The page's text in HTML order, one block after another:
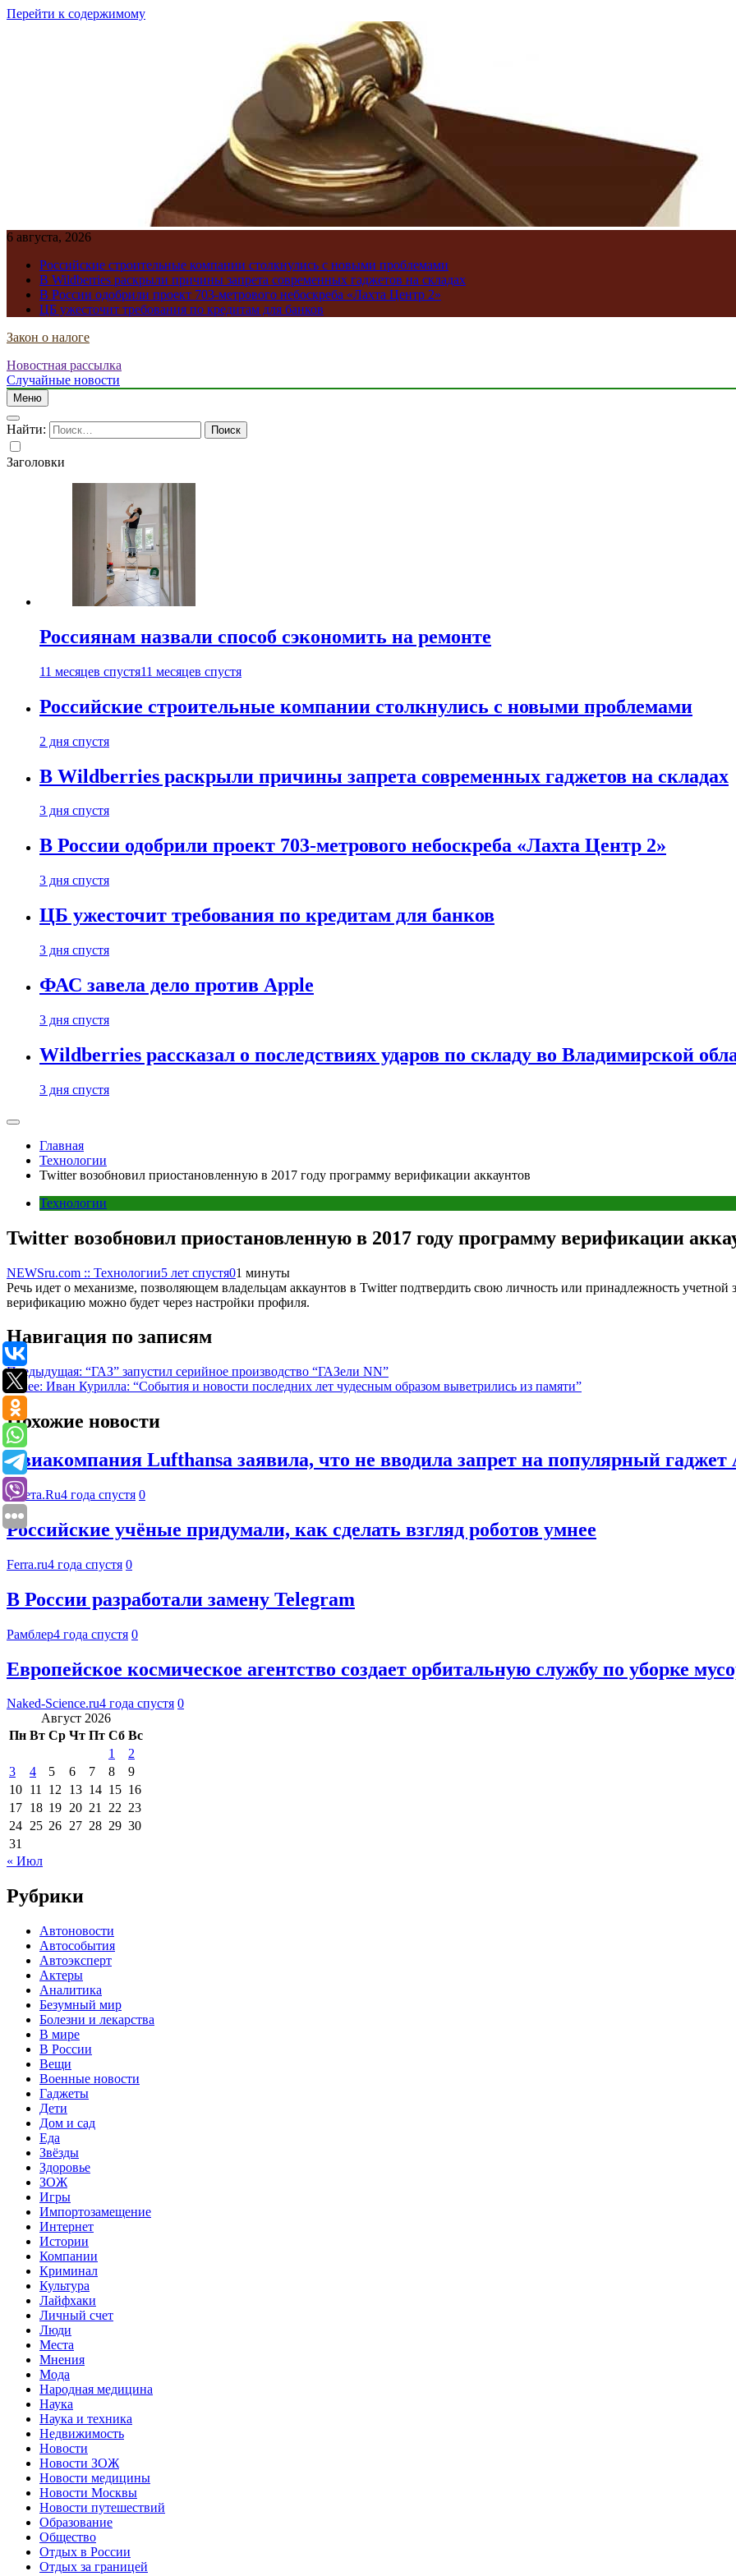
Перейти к содержимому
6 августа, 2026
Российские строительные компании столкнулись с новыми проблемами
В Wildberries раскрыли причины запрета современных гаджетов на складах
В России одобрили проект 703-метрового небоскреба «Лахта Центр 2»
ЦБ ужесточит требования по кредитам для банков
Закон о налоге
Новостная рассылка
Случайные новости
Меню
Найти:
Заголовки
Россиянам назвали способ сэкономить на ремонте
11 месяцев спустя11 месяцев спустя
Российские строительные компании столкнулись с новыми проблемами
2 дня спустя
В Wildberries раскрыли причины запрета современных гаджетов на складах
3 дня спустя
В России одобрили проект 703-метрового небоскреба «Лахта Центр 2»
3 дня спустя
ЦБ ужесточит требования по кредитам для банков
3 дня спустя
ФАС завела дело против Apple
3 дня спустя
Wildberries рассказал о последствиях ударов по складу во Владимирской
3 дня спустя
Главная
Технологии
Twitter возобновил приостановленную в 2017 году программу верификации аккаунтов
Технологии
Twitter возобновил приостановленную в 2017 году программу верификации
NEWSru.com :: Технологии5 лет спустя01 минуты
Речь идет о механизме, позволяющем владельцам аккаунтов в Twitter подтвердить свою личность или принадлежность
верификацию можно будет через настройки профиля.
Навигация по записям
Предыдущая: “ГАЗ” запустил серийное производство “ГАЗели NN”
Далее: Иван Курилла: “События и новости последних лет чудесным образом выветрились из памяти”
Похожие новости
Авиакомпания Lufthansa заявила, что не вводила запрет на популярный гаджет
Газета.Ru4 года спустя 0
Российские учёные придумали, как сделать взгляд роботов умнее
Ferra.ru4 года спустя 0
В России разработали замену Telegram
Рамблер4 года спустя 0
Европейское космическое агентство создает орбитальную службу по уборке
Naked-Science.ru4 года спустя 0
Август 2026
Пн Вт Ср Чт Пт Сб Вс
1
2
3
4 5 6 7 8
9
10 11 12 13 14 15 16
17 18 19 20 21 22 23
24 25 26 27 28 29 30
31
« Июл
Рубрики
Автоновости
Автособытия
Автоэксперт
Актеры
Аналитика
Безумный мир
Болезни и лекарства
В мире
В России
Вещи
Военные новости
Гаджеты
Дети
Дом и сад
Еда
Звёзды
Здоровье
ЗОЖ
Игры
Импортозамещение
Интернет
Истории
Компании
Криминал
Культура
Лайфхаки
Личный счет
Люди
Места
Мнения
Мода
Народная медицина
Наука
Наука и техника
Недвижимость
Новости
Новости ЗОЖ
Новости медицины
Новости Москвы
Новости путешествий
Образование
Общество
Отдых в России
Отдых за границей